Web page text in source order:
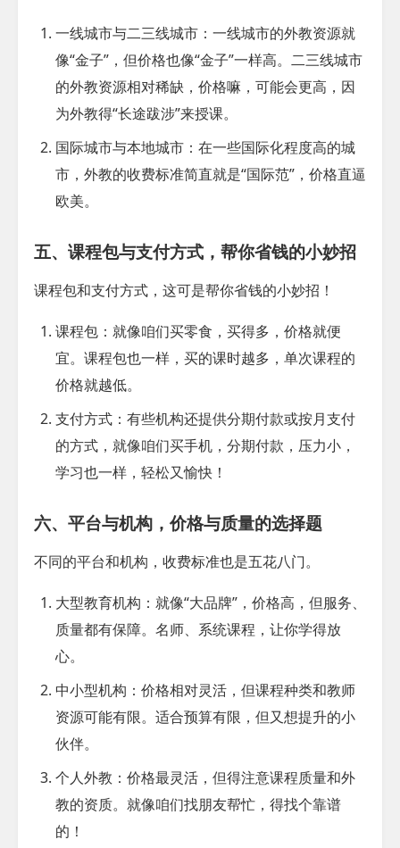
一线城市与二三线城市 ：一线城市的外教资源就
像“金子”，但价格也像“金子”一样高。二三线城市
的外教资源相对稀缺，价格嘛，可能会更高，因
为外教得“长途跋涉”来授课。
国际城市与本地城市 ：在一些国际化程度高的城
市，外教的收费标准简直就是“国际范”，价格直逼
欧美。
五、课程包与支付方式，帮你省钱的小妙招
课程包和支付方式，这可是帮你省钱的小妙招！
课程包 ：就像咱们买零食，买得多，价格就便
宜。课程包也一样，买的课时越多，单次课程的
价格就越低。
支付方式 ：有些机构还提供分期付款或按月支付
的方式，就像咱们买手机，分期付款，压力小，
学习也一样，轻松又愉快！
六、平台与机构，价格与质量的选择题
不同的平台和机构，收费标准也是五花八门。
大型教育机构 ：就像“大品牌”，价格高，但服务、
质量都有保障。名师、系统课程，让你学得放
心。
中小型机构 ：价格相对灵活，但课程种类和教师
资源可能有限。适合预算有限，但又想提升的小
伙伴。
个人外教 ：价格最灵活，但得注意课程质量和外
教的资质。就像咱们找朋友帮忙，得找个靠谱
的！